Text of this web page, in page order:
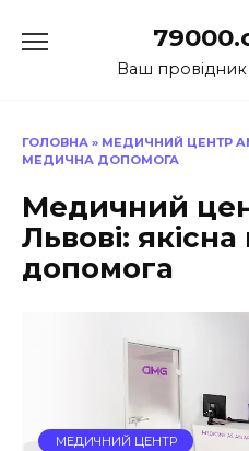
до
Ваш провідник
ГОЛОВНА » МЕДИЧНИЙ ЦЕНТР
МЕДИЧНА ДОПОМОГА
Медичний
Львові:
допомога
МЕДИЧНИЙ ЦЕНТР